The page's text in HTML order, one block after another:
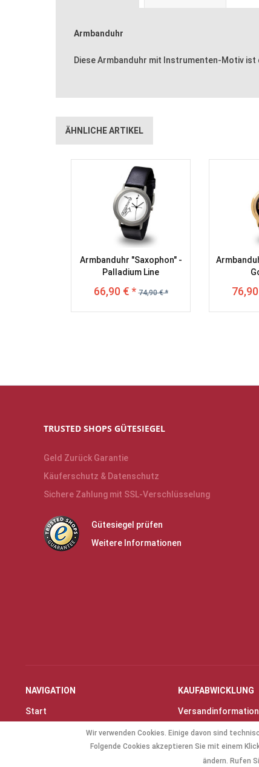
Armbanduhr
Diese Armbanduhr mit Instrumenten-Motiv
ÄHNLICHE ARTIKEL
Armbanduhr "Saxophon" -
Palladium Line
66,90 € * 74,90 € *
TRUSTED SHOPS GÜTESIEGEL
Geld Zurück Garantie
Käuferschutz & Datenschutz
Sichere Zahlung mit SSL-Verschlüsselung
Gütesiegel prüfen
Weitere Informationen
NAVIGATION
Start
Instrumente & Zubehör
KAUFABWICKLUNG
Zahlungsarten
Widerrufsrecht
Wir verwenden Cookies. Einige davon sind
Folgende Cookies akzeptieren Sie mit einem
ändern. Rufen